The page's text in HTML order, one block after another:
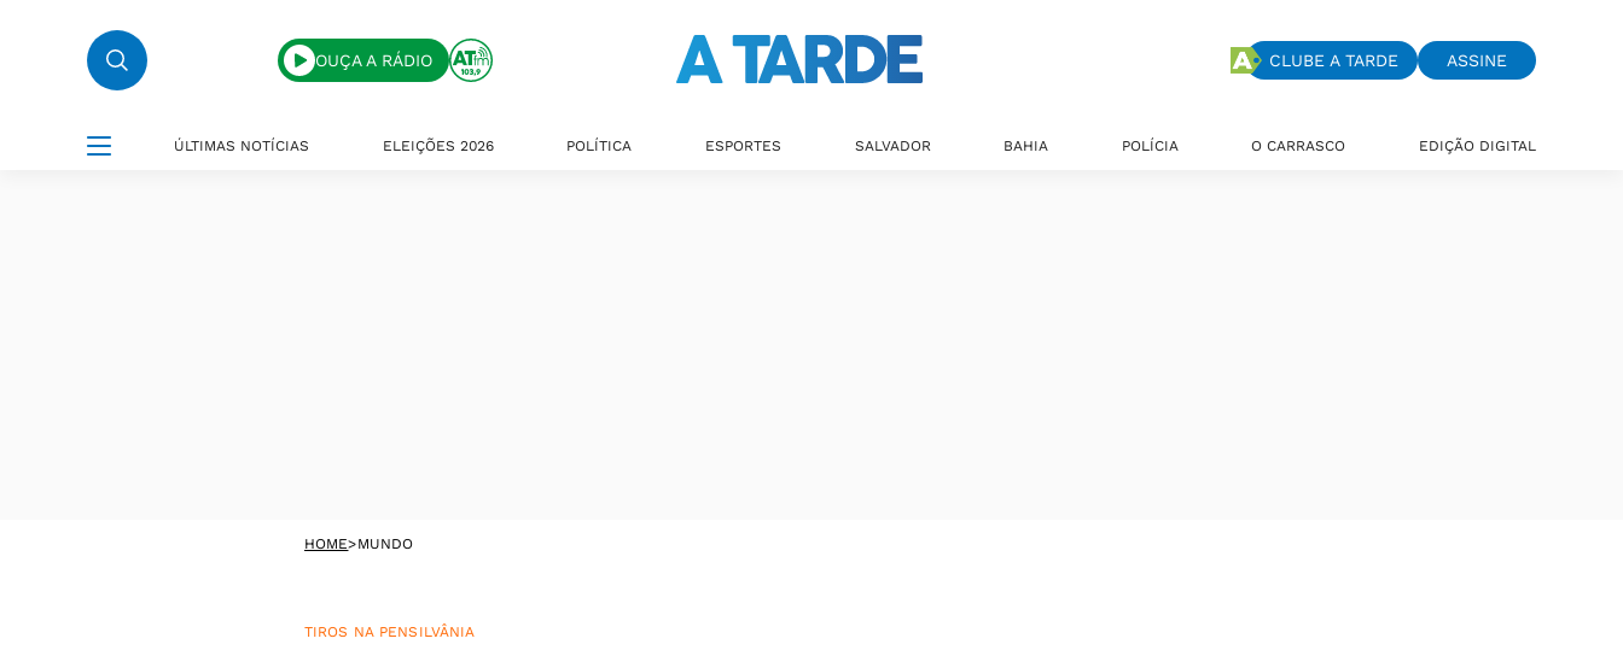
OUÇA A RÁDIO CLUBE A TARDE ASSINE
ÚLTIMAS NOTÍCIAS ELEIÇÕES 2026 POLÍTICA ESPORTES SALVADOR BAHIA POLÍCIA O CARRASCO EDIÇÃO DIGITAL
HOME>MUNDO
TIROS NA PENSILVÂNIA